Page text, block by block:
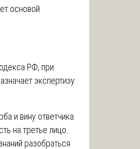
основой
РФ, при
экспертизу.
и вину ответчика.
на третье лицо.
разобраться